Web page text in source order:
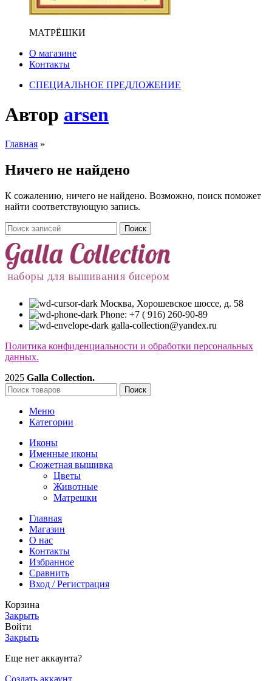
МАТРЁШКИ
О магазине
Контакты
СПЕЦИАЛЬНОЕ ПРЕДЛОЖЕНИЕ
Автор arsen
Главная »
Ничего не найдено
К сожалению, ничего не найдено. Возможно, поиск поможет
найти соответствующую запись.
Поиск
Москва, Хорошевское шоссе, д. 58
Phone: +7 ( 916) 260-90-89
galla-collection@yandex.ru
Политика конфиденциальности и обработки персональных
данных.
2025 Galla Collection.
Поиск
Меню
Категории
Иконы
Именные иконы
Сюжетная вышивка
Цветы
Животные
Матрешки
Главная
Магазин
О нас
Контакты
Избранное
Сравнить
Вход / Регистрация
Корзина
Закрыть
Войти
Закрыть
Еще нет аккаунта?